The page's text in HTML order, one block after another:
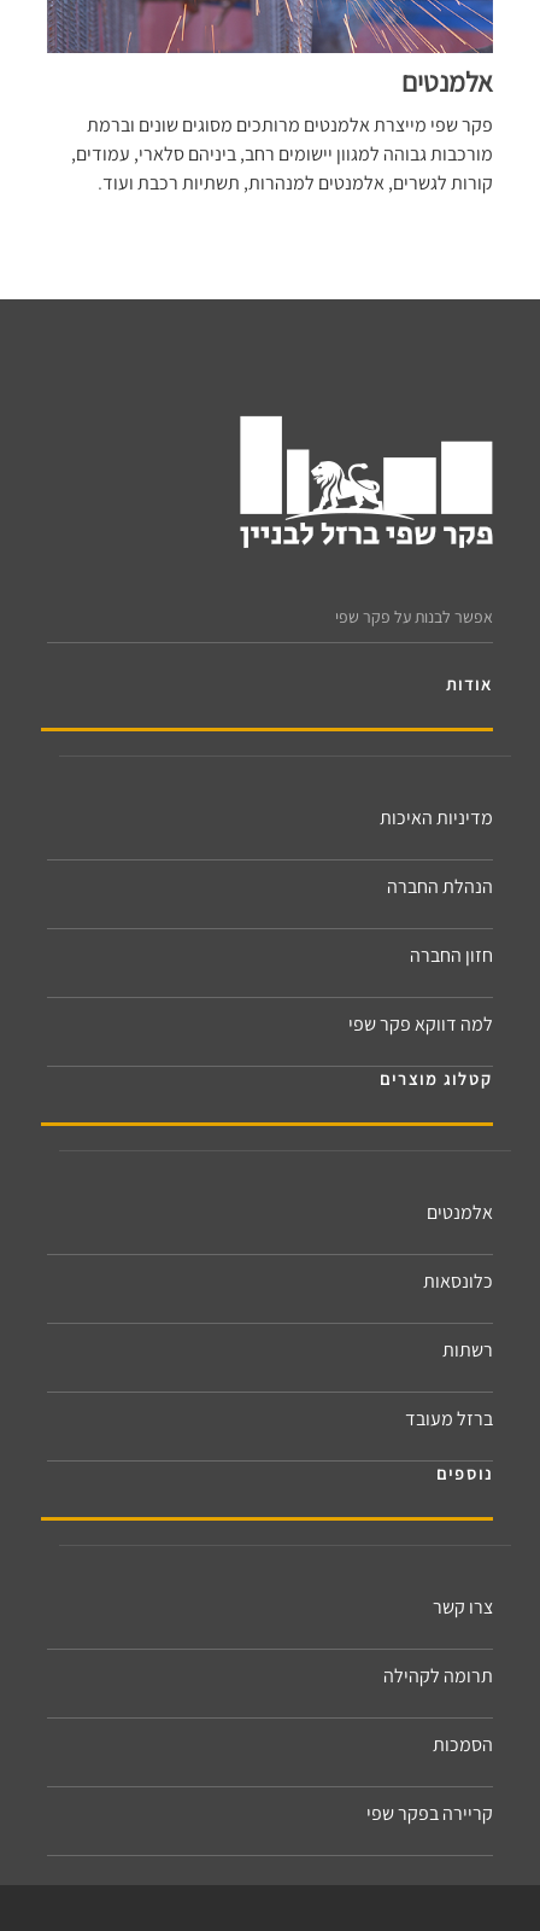
אלמנטים
פקר שפי מייצרת אלמנטים מרותכים מסוגים שונים וברמת
מורכבות גבוהה למגוון יישומים רחב, ביניהם סלארי, עמודים,
קורות לגשרים, אלמנטים למנהרות, תשתיות רכבת ועוד.
אפשר לבנות על פקר שפי
אודות
מדיניות האיכות
הנהלת החברה
חזון החברה
למה דווקא פקר שפי
קטלוג מוצרים
אלמנטים
כלונסאות
רשתות
ברזל מעובד
נוספים
צרו קשר
תרומה לקהילה
הסמכות
קריירה בפקר שפי